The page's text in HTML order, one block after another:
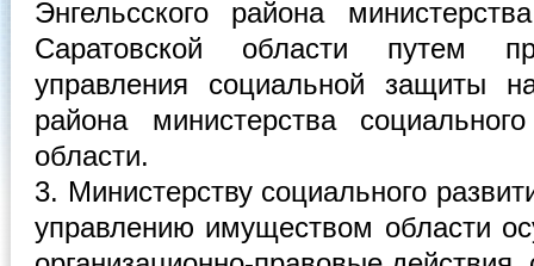
Энгельсского района
Саратовской области путем
управления социальной защиты
района министерства
области.
3. Министерству социального
управлению имуществом области